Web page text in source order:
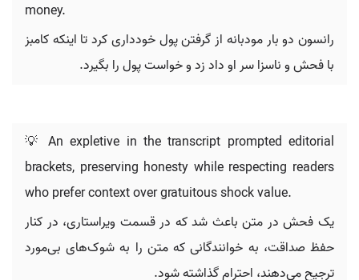
money.
رانسون دو بار مودبانه از گرفتن پول خودداری کرد تا اینکه کامبز
با فحش و ناسزا سر او داد زد و خواست پول را بگیرد.
💡 An expletive in the transcript prompted editorial
brackets, preserving honesty while respecting readers
who prefer context over gratuitous shock value.
یک فحش در متن باعث شد که در قسمت ویراستاری، در کنار
حفظ صداقت، به خوانندگانی که متن را به شوک‌های بی‌مورد
ترجیح می‌دهند، احترام گذاشته شود.